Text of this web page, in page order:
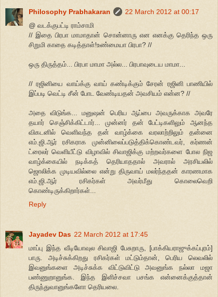
Philosophy Prabhakaran
22 March 2012 at 00:17
@ வடக்குபட்டி ராம்சாமி
// இதை பிரபா மாமாதான் சொன்னாரு என எனக்கு தெரிந்த ஒரு
சிறுமி காதை கடித்தாள்!உண்மையா பிரபா? //
ஒரு திருத்தம்... பிரபா மாமா அல்ல... பிரபாவுடைய மாமா...
// ரஜினியை வாய்க்கு வாய் கண்டிக்கும் சேரன் ரஜினி பாணியில்
இப்படி வெட்டி சீன் போட வேண்டியதன் அவசியம் என்ன? //
அதை விடுங்க... மனுஷன் பெரிய ஆப்பை அவருக்காக அவரே
தயார் செஞ்சிக்கிட்டார்... முன்னர் தன் பேட்டிகளிலும் ஆனந்த
விகடனில் வெளிவந்த தன் வாழ்க்கை வரலாற்றிலும் தன்னை
எம்.ஜி.ஆர் ரசிகராக முன்னிலைப்படுத்திக்கொண்டவர், கர்ணன்
ட்ரைலர் வெளியீட்டு விழாவில் சிவாஜிக்கு மற்றவர்களை போல நிஜ
வாழ்க்கையில் நடிக்கத் தெரியாததால் அவரால் அரசியலில்
ஜொலிக்க முடியவில்லை என்று திருவாய் மலர்ந்ததன் காரணமாக
எம்.ஜி.ஆர் ரசிகர்கள் அவர்மீது கொலைவெறி
கொண்டிருக்கிறார்கள்...
Reply
Jayadev Das 22 March 2012 at 17:45
மாப்பு இந்த வீடியோவுல சிவாஜி பேசுறாரு, [பாக்கியராஜுக்கப்புரம்]
பாரு. அடிச்சுக்கிறது ரசிகர்கள் மட்டும்தான், பெரிய லெவலில்
இவனுங்களை அடிச்சுக்க விட்டுவிட்டு அவனுங்க நல்லா மஜா
பண்ணுறானுங்க. இந்த இளிச்சவா பசங்க என்னைக்குத்தான்
திருந்துவானுங்களோ தெரியலை.